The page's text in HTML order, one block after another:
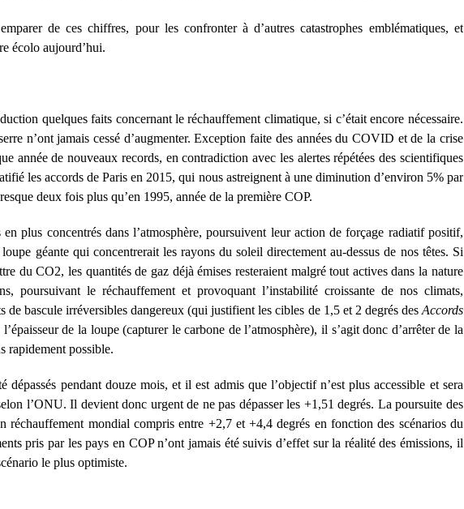
de ces chiffres, pour les confronter à d’autres catastrophes emblématiques, et
écolo aujourd’hui.
quelques faits concernant le réchauffement climatique, si c’était encore nécessaire.
n’ont jamais cessé d’augmenter. Exception faite des années du COVID et de la crise
année de nouveaux records, en contradiction avec les alertes répétées des scientifiques
les accords de Paris en 2015, qui nous astreignent à une diminution d’environ 5% par
deux fois plus qu’en 1995, année de la première COP.
plus concentrés dans l’atmosphère, poursuivent leur action de forçage radiatif positif,
géante qui concentrerait les rayons du soleil directement au-dessus de nos têtes. Si
du CO2, les quantités de gaz déjà émises resteraient malgré tout actives dans la nature
poursuivant le réchauffement et provoquant l’instabilité croissante de nos climats,
de bascule irréversibles dangereux (qui justifient les cibles de 1,5 et 2 degrés des Accords
de la loupe (capturer le carbone de l’atmosphère), il s’agit donc d’arrêter de la
rapidement possible.
dépassés pendant douze mois, et il est admis que l’objectif n’est plus accessible et sera
l’ONU. Il devient donc urgent de ne pas dépasser les +1,51 degrés. La poursuite des
réchauffement mondial compris entre +2,7 et +4,4 degrés en fonction des scénarios du
pris par les pays en COP n’ont jamais été suivis d’effet sur la réalité des émissions, il
le plus optimiste.